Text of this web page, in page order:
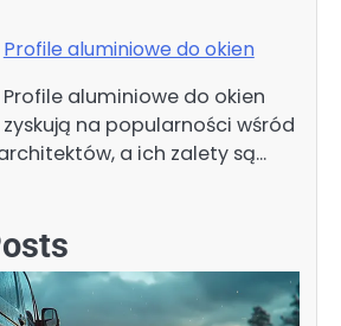
Profile aluminiowe do okien
Profile aluminiowe do okien
zyskują na popularności wśród
a ich zalety są…